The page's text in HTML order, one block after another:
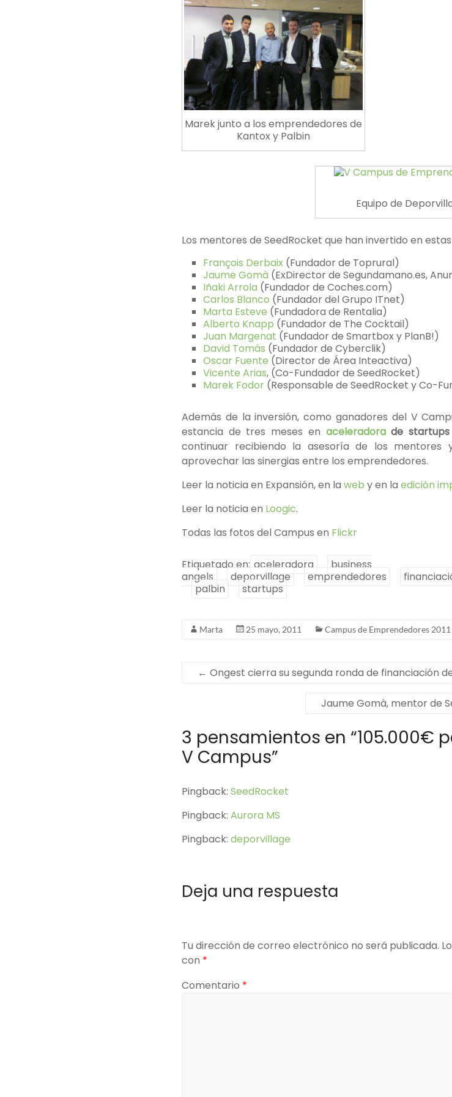
Marek junto a los emprendedores de
Kantox y Palbin
Equipo de
Los mentores de SeedRocket que han invertido en
François Derbaix (Fundador de Toprural)
Jaume Gomà (ExDirector de Segundamano.es,
Iñaki Arrola (Fundador de Coches.com)
Carlos Blanco (Fundador del Grupo ITnet)
Marta Esteve (Fundadora de Rentalia)
Alberto Knapp (Fundador de The Cocktail)
Juan Margenat (Fundador de Smartbox y PlanB!)
David Tomás (Fundador de Cyberclik)
Oscar Fuente (Director de Área Inteactiva)
Vicente Arias, (Co-Fundador de SeedRocket)
Marek Fodor (Responsable de SeedRocket y Co-
Además de la inversión, como ganadores del V
estancia de tres meses en aceleradorade startups
continuar recibiendo la asesoría de los mentores
aprovechar las sinergias entre los emprendedores.
Leer la noticia en Expansión, en la web y en la edición
Leer la noticia en Loogic.
Todas las fotos del Campus en Flickr
Etiquetado en: aceleradora
business
angels
deporvillage emprendedores
palbin
startups
Marta 25 mayo, 2011 Campus de Emprendedores
← Ongest cierra su segunda ronda de financiación
Jaume Gomà, mentor de
3 pensamientos en “105.000€
V Campus”
Pingback: SeedRocket
Pingback: Aurora MS
Pingback: deporvillage
Deja una respuesta
Tu dirección de correo electrónico no será publicada.
con *
Comentario *